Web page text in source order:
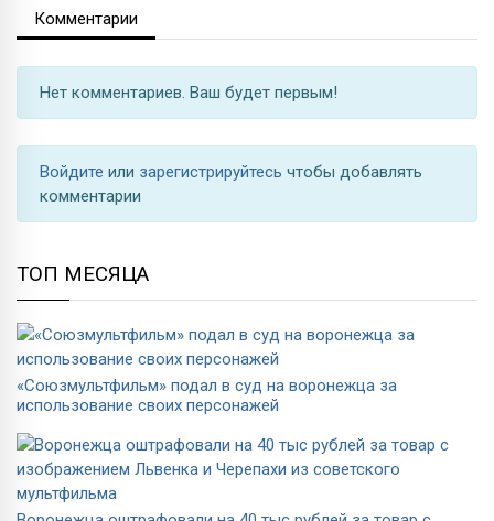
Комментарии
Нет комментариев. Ваш будет первым!
Войдите или зарегистрируйтесь чтобы добавлять
комментарии
ТОП МЕСЯЦА
«Союзмультфильм» подал в суд на воронежца за
использование своих персонажей